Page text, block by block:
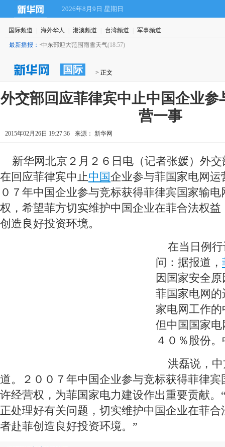
2026年8月9日 星期日
国际频道 海外华人 港澳频道 台湾频道 军事频道
最新播报： ·中东部迎大范围雨雪天气(18:57)
国际 > 正文
外交部回应菲律宾中止中国企业参
营一事
2015年02月26日 19:27:36 来源： 新华网
新华网北京２月２６日电（记者张媛）外交
在回应菲律宾中止中国企业参与菲国家电网
０７年中国企业参与竞标获得菲律宾国家输
权，希望菲方切实维护中国企业在菲合法权
创造良好投资环境。
在当日例行
问：据报道，
因国家安全
菲国家电网
家电网工作
但中国国家
４０％股份
洪磊说，中
道。２００７年中国企业参与竞标获得菲律宾
许经营权，为菲国家电力建设作出重要贡献。
正处理好有关问题，切实维护中国企业在菲
者赴菲创造良好投资环境。”